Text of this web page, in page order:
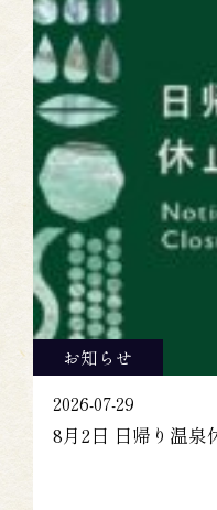
お知らせ
2026-07-29
8月2日 日帰り温泉